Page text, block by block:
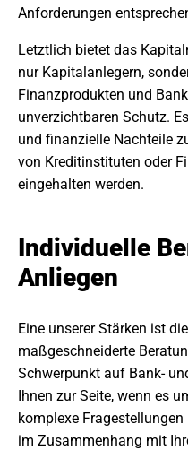
Anforderungen
Letztlich bietet das
nur Kapitalanlegern,
Finanzprodukten und
unverzichtbaren Schutz.
und finanzielle Nachteile
von Kreditinstituten oder
eingehalten werden.
Individuelle
Anliegen
Eine unserer Stärken ist
maßgeschneiderte
Schwerpunkt auf Bank-
Ihnen zur Seite, wenn es
komplexe
im Zusammenhang mit